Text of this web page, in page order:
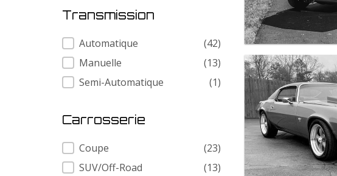
Transmission
Transmission
Automatique
(42)
Manuelle
(13)
Semi-Automatique
(1)
Carrosserie
Carrosserie
Coupe
(23)
SUV/Off-Road
(13)